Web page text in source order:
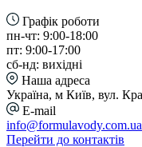
Графік роботи
пн-чт: 9:00-18:00
пт: 9:00-17:00
сб-нд: вихідні
Наша адреса
Україна, м Київ, вул.
E-mail
info@formulavody.com.ua
Перейти до контактів